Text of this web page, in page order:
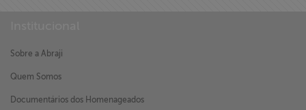
Sobre a Abraji
Quem Somos
Documentários dos Homenageados